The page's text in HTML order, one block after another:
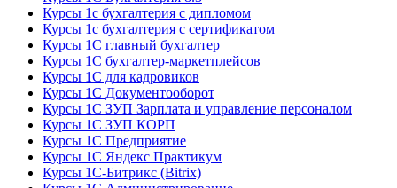
Курсы 1с бухгалтерия с дипломом
Курсы 1с бухгалтерия с сертификатом
Курсы 1С главный бухгалтер
Курсы 1С бухгалтер-маркетплейсов
Курсы 1С для кадровиков
Курсы 1С Документооборот
Курсы 1С ЗУП Зарплата и управление персоналом
Курсы 1С ЗУП КОРП
Курсы 1С Предприятие
Курсы 1С Яндекс Практикум
Курсы 1С-Битрикс (Bitrix)